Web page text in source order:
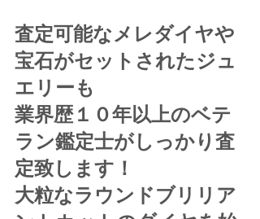
査定可能なメレダイヤや
宝石がセットされたジュ
エリーも
業界歴１０年以上のベテ
ラン鑑定士がしっかり査
定致します！
大粒なラウンドブリリア